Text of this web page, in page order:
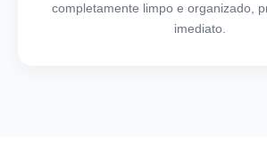
completamente limpo e organizado,
imediato.